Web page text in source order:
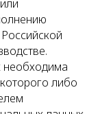
необходима
либо